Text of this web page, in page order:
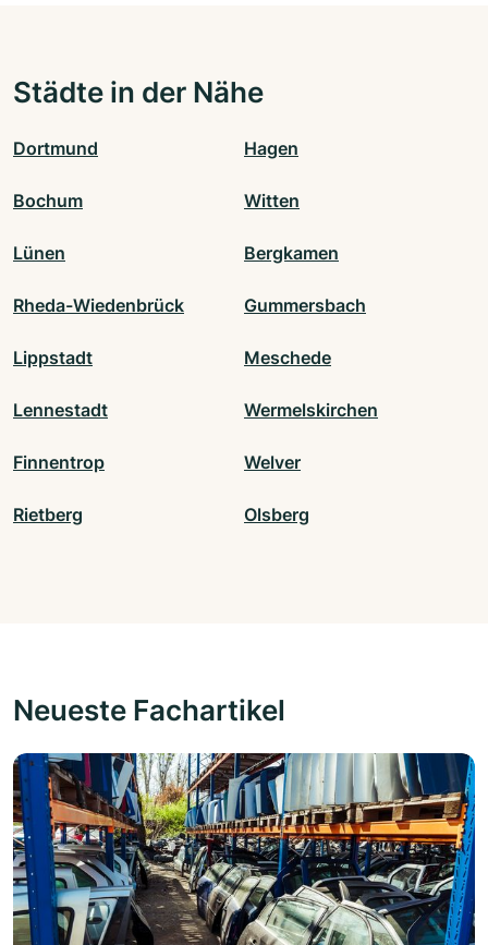
Städte in der Nähe
Dortmund Hagen
Bochum Witten
Lünen Bergkamen
Rheda-Wiedenbrück Gummersbach
Lippstadt Meschede
Lennestadt Wermelskirchen
Finnentrop Welver
Rietberg Olsberg
Neueste Fachartikel